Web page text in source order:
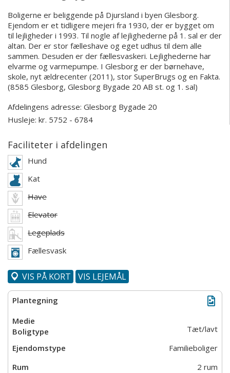
Boligerne er beliggende på Djursland i byen Glesborg.
Ejendom er et tidligere mejeri fra 1930, der er bygget om
til lejligheder i 1993. Til nogle af lejlighederne på 1. sal er der
altan. Der er stor fælleshave og eget udhus til dem alle
sammen. Desuden er der fællesvaskeri. Lejlighederne har
elvarme og varmepumpe. I Glesborg er der børnehave,
skole, nyt ældrecenter (2011), stor SuperBrugs og en Fakta.
(8585 Glesborg, Glesborg Bygade 20 AB st. og 1. sal)
Afdelingens adresse: Glesborg Bygade 20
Husleje: kr. 5752 - 6784
Faciliteter i afdelingen
Hund
Kat
Have
Elevator
Legeplads
Fællesvask
VIS PÅ KORT VIS LEJEMÅL
Tæt/lavt
Familieboliger
2 rum